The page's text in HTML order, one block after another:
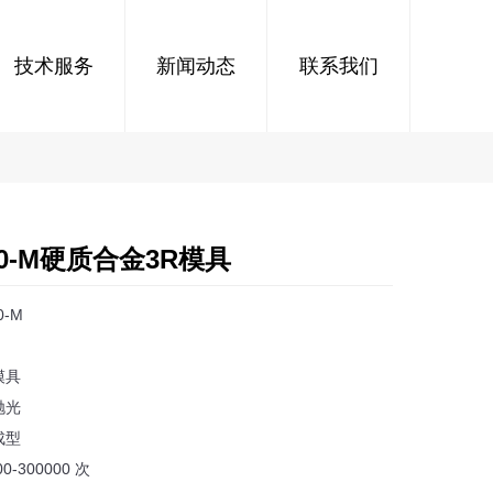
技术服务 新闻动态 联系我们
M硬质合金3R模具
M
具
光
型
300000 次